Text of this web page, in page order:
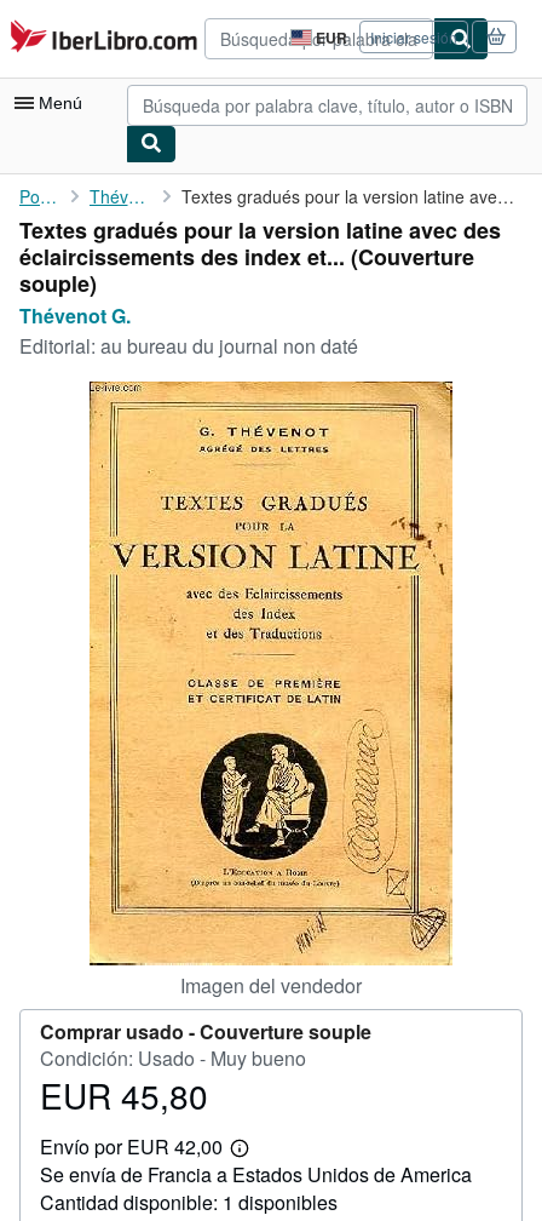
Pasar al contenido principal
IberLibro.com EUR
Preferencias
de
compra
del
Iniciar sesión
Menú
Mi cuenta
Consultar mis pedidos
Búsqueda avanzada
Colecciones
Arte y coleccionismo
Vendedores
Comenzar a vender
CERRAR
Portada Thévenot G. Textes gradués pour la version latine avec des éclaircissements ...
Textes gradués pour la version latine avec des
éclaircissements des index et... (Couverture
souple)
Thévenot G.
Editorial: au bureau du journal non daté
Imagen del vendedor
Comprar usado -Couverture souple
Condición: Usado - Muy bueno
Precio
45,80
EUR 45,80
Envío por EUR 42,00
Más
información
sobre
las
Se envía de Francia a Estados Unidos de America
Cantidad disponible: 1 disponibles